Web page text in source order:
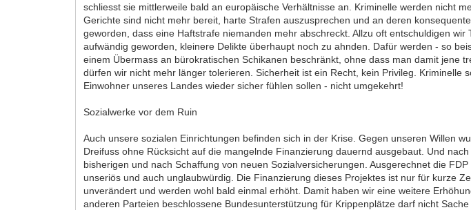
schliesst sie mittlerweile bald an europäische Verhältnisse an. Kriminelle werden nicht
Gerichte sind nicht mehr bereit, harte Strafen auszusprechen und an deren
geworden, dass eine Haftstrafe niemanden mehr abschreckt. Allzu oft entschuldigen
aufwändig geworden, kleinere Delikte überhaupt noch zu ahnden. Dafür werden - so
einem Übermass an bürokratischen Schikanen beschränkt, ohne dass man damit jene
dürfen wir nicht mehr länger tolerieren. Sicherheit ist ein Recht, kein Privileg.
Einwohner unseres Landes wieder sicher fühlen sollen - nicht umgekehrt!
Sozialwerke vor dem Ruin
Auch unsere sozialen Einrichtungen befinden sich in der Krise. Gegen unseren Willen
Dreifuss ohne Rücksicht auf die mangelnde Finanzierung dauernd ausgebaut. Und
bisherigen und nach Schaffung von neuen Sozialversicherungen. Ausgerechnet die
unseriös und auch unglaubwürdig. Die Finanzierung dieses Projektes ist nur für kurze
unverändert und werden wohl bald einmal erhöht. Damit haben wir eine weitere
anderen Parteien beschlossene Bundesunterstützung für Krippenplätze darf nicht